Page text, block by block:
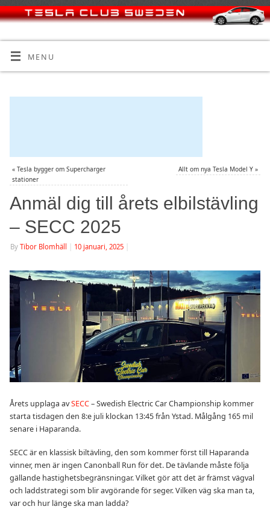
MENU
« Tesla bygger om Supercharger
stationer
Allt om nya Tesla Model Y »
Anmäl dig till årets elbilstävling
– SECC 2025
By Tibor Blomhäll 10 januari, 2025
Årets upplaga avSECC– Swedish Electric Car Championship kommer
starta tisdagen den 8:e juli klockan 13:45 från Ystad. Målgång 165 mil
senare i Haparanda.
SECC är en klassisk biltävling, den som kommer först till Haparanda
vinner, men är ingen Canonball Run för det. De tävlande måste följa
gällande hastighetsbegränsningar. Vilket gör att det är främst vägval
och laddstrategi som blir avgörande för seger. Vilken väg ska man ta,
var och hur länge ska man ladda?